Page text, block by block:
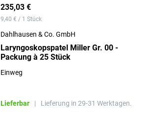
235,03 €
9,40 € / 1 Stück
Dahlhausen & Co. GmbH
Laryngoskopspatel Miller Gr. 00 -
Packung à 25 Stück
Einweg
Lieferbar | Lieferung in 29-31 Werktagen.